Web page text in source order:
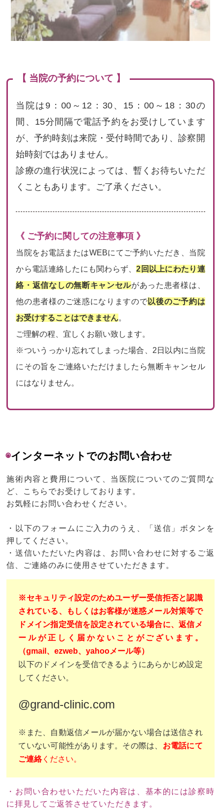
【 当院の予約について 】
当院は9：00～12：30、15：00～18：30の
間、15分間隔で電話予約をお受けしています
が、予約時刻は来院・受付時間であり、診察開
始時刻ではありません。
診療の進行状況によっては、暫くお待ちいただ
くこともあります。ご了承ください。
《 ご予約に関しての注意事項 》
当院をお電話またはWEBにてご予約いただき、当院
から電話連絡したにも関わらず、2回以上にわたり連
絡・返信なしの無断キャンセルがあった患者様は、
他の患者様のご迷惑になりますので以後のご予約は
お受けすることはできません。
ご理解の程、宜しくお願い致します。
※ついうっかり忘れてしまった場合、2日以内に当院
にその旨をご連絡いただけましたら無断キャンセル
にはなりません。
◉インターネットでのお問い合わせ
施術内容と費用について、当医院についてのご質問な
ど、こちらでお受けしております。
お気軽にお問い合わせください。
・以下のフォームにご入力のうえ、「送信」ボタンを
押してください。
・送信いただいた内容は、お問い合わせに対するご返
信、ご連絡のみに使用させていただきます。
※セキュリティ設定のためユーザー受信拒否と認識
されている、もしくはお客様が迷惑メール対策等で
ドメイン指定受信を設定されている場合に、返信メ
ールが正しく届かないことがございます。
（gmail、ezweb、yahooメール等）
以下のドメインを受信できるようにあらかじめ設定
してください。
@grand-clinic.com
※また、自動返信メールが届かない場合は送信され
ていない可能性があります。その際は、 お電話にて
ご連絡ください。
・お問い合わせいただいた内容は、基本的には診察時
に拝見してご返答させていただきます。